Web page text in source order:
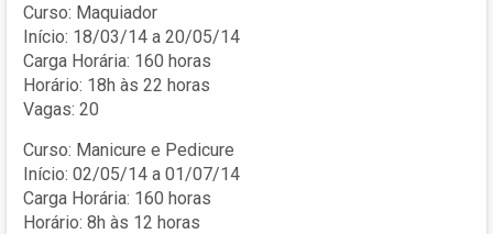
Curso: Maquiador
Início: 18/03/14 a 20/05/14
Carga Horária: 160 horas
Horário: 18h às 22 horas
Vagas: 20
Curso: Manicure e Pedicure
Início: 02/05/14 a 01/07/14
Carga Horária: 160 horas
Horário: 8h às 12 horas